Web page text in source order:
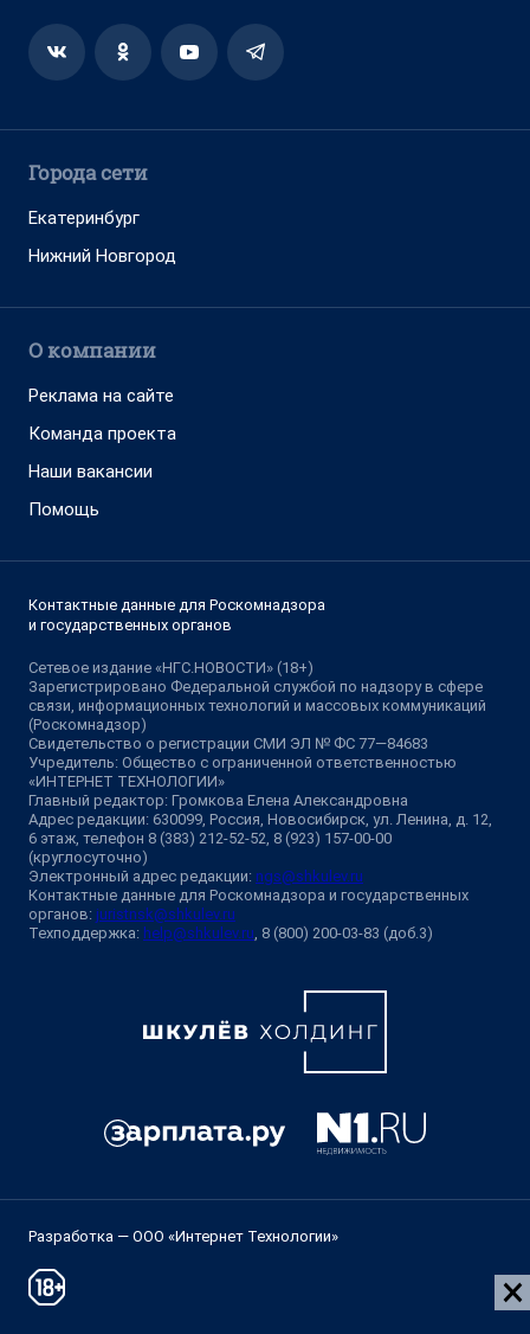
Города сети
Екатеринбург
Нижний Новгород
О компании
Реклама на сайте
Команда проекта
Наши вакансии
Помощь
Контактные данные для Роскомнадзора
и государственных органов
Сетевое издание «НГС.НОВОСТИ» (18+)
Зарегистрировано Федеральной службой по надзору в сфере
связи, информационных технологий и массовых коммуникаций
(Роскомнадзор)
Свидетельство о регистрации СМИ ЭЛ № ФС 77—84683
Учредитель: Общество с ограниченной ответственностью
«ИНТЕРНЕТ ТЕХНОЛОГИИ»
Главный редактор: Громкова Елена Александровна
Адрес редакции: 630099, Россия, Новосибирск, ул. Ленина, д. 12,
6 этаж, телефон 8 (383) 212-52-52, 8 (923) 157-00-00
(круглосуточно)
Электронный адрес редакции: ngs@shkulev.ru
Контактные данные для Роскомнадзора и государственных
органов: juristnsk@shkulev.ru
Техподдержка: help@shkulev.ru , 8 (800) 200-03-83 (доб.3)
Разработка — ООО «Интернет Технологии»